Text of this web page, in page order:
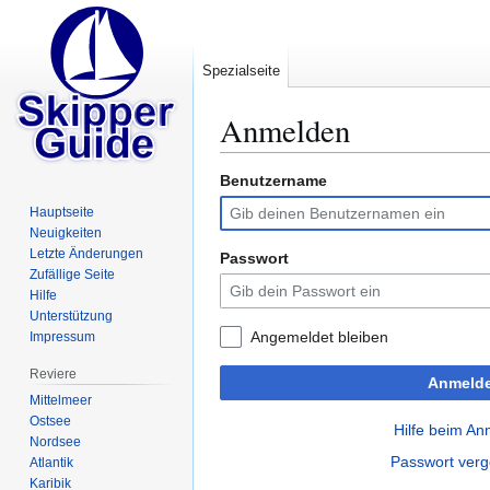
Anmelden
Zur
Navigation
springen
Zur
Suche
springen
Benutzername
Passwort
Angemeldet bleiben
Hilfe beim
Passwort
Spezialseite
Hauptseite
Neuigkeiten
Letzte Änderungen
Zufällige Seite
Hilfe
Unterstützung
Impressum
Reviere
Mittelmeer
Ostsee
Nordsee
Atlantik
Karibik